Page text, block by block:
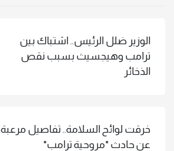
الوزير ضلل الرئيس.. اشتباك بين
ترامب وهيجسيث بسبب نقص
الذخائر
خرقت لوائح السلامة.. تفاصيل مرعبة
عن حادث "مروحية ترامب"